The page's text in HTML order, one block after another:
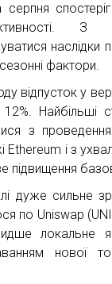
З
наслідки
фактори.
відпусток у
Найбільші
з
Ethereum і з
підвищення
дуже сильне
по Uniswap
локальне
нової